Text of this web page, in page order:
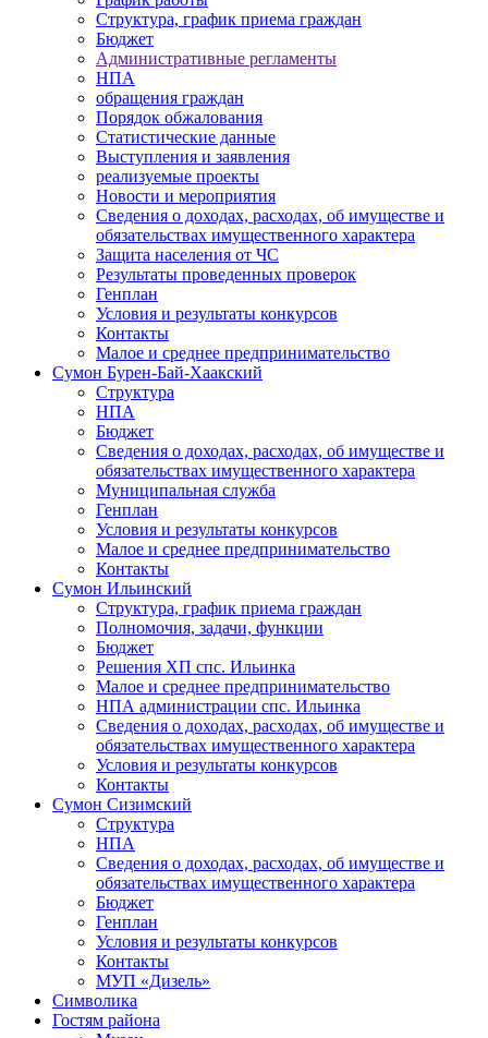
Структура, график приема граждан
Бюджет
Административные регламенты
НПА
обращения граждан
Порядок обжалования
Статистические данные
Выступления и заявления
реализуемые проекты
Новости и мероприятия
Сведения о доходах, расходах, об имуществе и
обязательствах имущественного характера
Защита населения от ЧС
Результаты проведенных проверок
Генплан
Условия и результаты конкурсов
Контакты
Малое и среднее предпринимательство
Сумон Бурен-Бай-Хаакский
Структура
НПА
Бюджет
Сведения о доходах, расходах, об имуществе и
обязательствах имущественного характера
Муниципальная служба
Генплан
Условия и результаты конкурсов
Малое и среднее предпринимательство
Контакты
Сумон Ильинский
Структура, график приема граждан
Полномочия, задачи, функции
Бюджет
Решения ХП спс. Ильинка
Малое и среднее предпринимательство
НПА администрации спс. Ильинка
Сведения о доходах, расходах, об имуществе и
обязательствах имущественного характера
Условия и результаты конкурсов
Контакты
Сумон Сизимский
Структура
НПА
Сведения о доходах, расходах, об имуществе и
обязательствах имущественного характера
Бюджет
Генплан
Условия и результаты конкурсов
Контакты
МУП «Дизель»
Символика
Гостям района